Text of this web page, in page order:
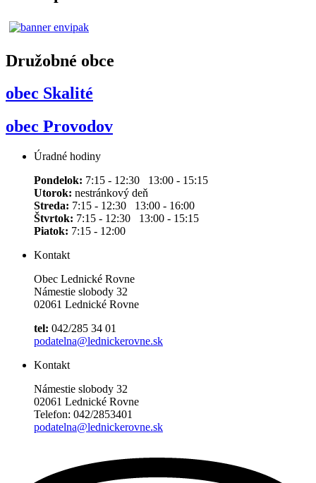
Družobné obce
obec Skalité
obec Provodov
Úradné hodiny
Pondelok: 7:15 - 12:30 13:00 - 15:15
Utorok: nestránkový deň
Streda: 7:15 - 12:30 13:00 - 16:00
Štvrtok: 7:15 - 12:30 13:00 - 15:15
Piatok: 7:15 - 12:00
Kontakt
Obec Lednické Rovne
Námestie slobody 32
02061 Lednické Rovne
tel: 042/285 34 01
podatelna@lednickerovne.sk
Kontakt
Námestie slobody 32
02061 Lednické Rovne
Telefon: 042/2853401
podatelna@lednickerovne.sk